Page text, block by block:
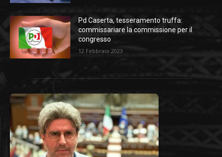
Pd Caserta, tesseramento truffa:
commissariare la commissione per il
congresso
12 Febbraio 2023